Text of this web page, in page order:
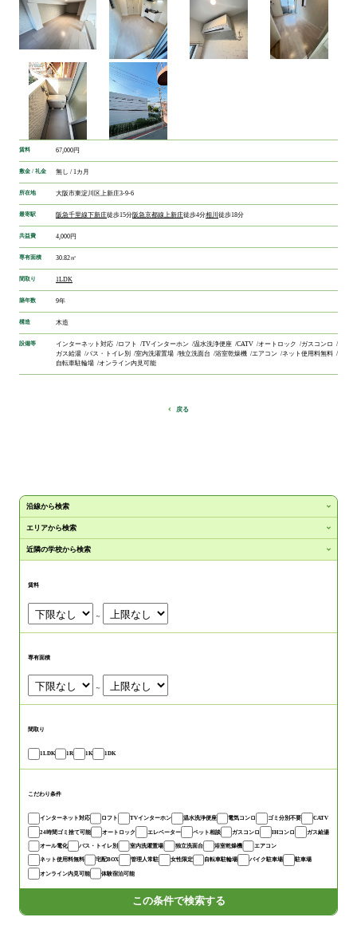
賃料 67,000円
敷金 / 礼金 無し / 1カ月
所在地 大阪市東淀川区上新庄3-9-6
最寄駅 阪急千里線下新庄徒歩15分阪急京都線上新庄徒歩4分相川 徒歩18分
共益費 4,000円
専有面積 30.82㎡
間取り 1LDK
築年数 9年
構造 木造
設備等 インターネット対応 ロフト TVインターホン 温水洗浄便座 CATV オートロック
ガスコンロ
ガス給湯
バス・トイレ別 室内洗濯置場 独立洗面台 浴室乾燥機 エアコン
ネット使用料無料
自転車駐輪場
オンライン内見可能
戻る
沿線から検索
エリアから検索
近隣の学校から検索
賃料
～
専有面積
～
間取り
1LDK 1R 1K 1DK
こだわり条件
インターネット対応 ロフト TVインターホン 温水洗浄便座 電気コンロ ゴミ分別不要 CATV
24時間ゴミ捨て可能 オートロック エレベーター ペット相談 ガスコンロ IHコンロ ガス給湯
オール電化 バス・トイレ別 室内洗濯置場 独立洗面台 浴室乾燥機 エアコン
ネット使用料無料 宅配BOX 管理人常駐 女性限定 自転車駐輪場 バイク駐車場 駐車場
オンライン内見可能 体験宿泊可能